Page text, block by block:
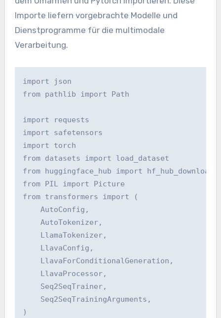
Importe liefern vorgebrachte Modelle und
Dienstprogramme für die multimodale
Verarbeitung.
import json
from pathlib import Path
import requests
import safetensors
import torch
from datasets import load_dataset
from huggingface_hub import hf_hub_download
from PIL import Picture
from transformers import (
    AutoConfig,
    AutoTokenizer,
    LlamaTokenizer,
    LlavaConfig,
    LlavaForConditionalGeneration,
    LlavaProcessor,
    Seq2SeqTrainer,
    Seq2SeqTrainingArguments,
)